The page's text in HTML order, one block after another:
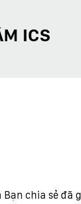
ICS
chia sẻ đã